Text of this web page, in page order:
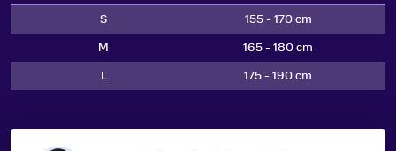
S
155 - 170 cm
M
165 - 180 cm
L
175 - 190 cm